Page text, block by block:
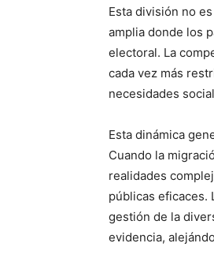
Esta división no
amplia donde los
electoral. La
cada vez más
necesidades
Esta dinámica
Cuando la
realidades
públicas eficaces.
gestión de la
evidencia,